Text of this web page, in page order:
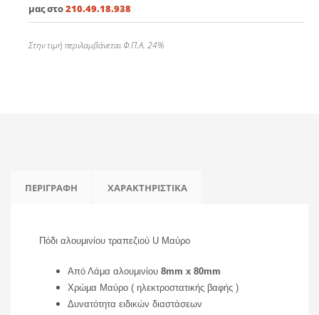
μας στο210.49.18.938
Στην τιμή περιλαμβάνεται Φ.Π.Α. 24%
ΠΕΡΙΓΡΑΦΉ ΧΑΡΑΚΤΗΡΙΣΤΙΚΆ
Πόδι αλουμινίου τραπεζιού U Μαύρο
Από Λάμα αλουμινίου 8mm x 80mm
Χρώμα Μαύρο ( ηλεκτροστατικής βαφής )
Δυνατότητα ειδικών διαστάσεων